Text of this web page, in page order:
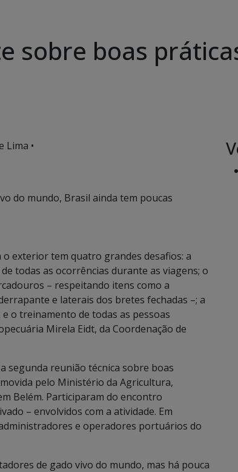
sobre boas
Lima •
do mundo, Brasil ainda tem poucas
exterior tem quatro grandes desafios: a
todas as ocorrências durante as viagens; o
– respeitando itens como a
e laterais dos bretes fechadas –; a
o treinamento de todas as pessoas
Mirela Eidt, da Coordenação de
segunda reunião técnica sobre boas
pelo Ministério da Agricultura,
Belém. Participaram do encontro
– envolvidos com a atividade. Em
e operadores portuários do
de gado vivo do mundo, mas há pouca